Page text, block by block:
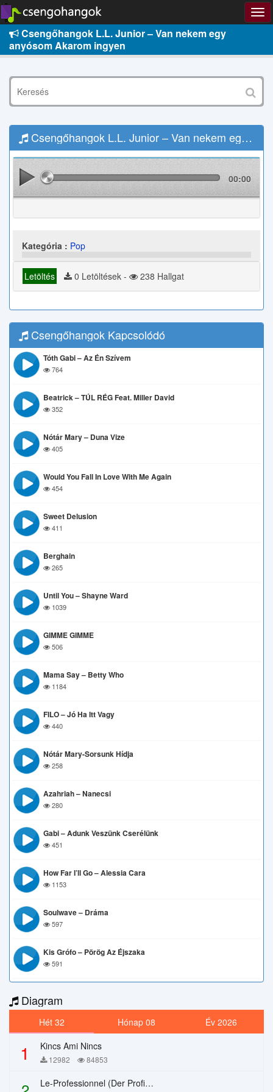
Csengőhangok L.L. Junior – Van nekem egy
anyósom Akarom ingyen
Csengőhangok L.L. Junior – Van nekem egy anyósom Akarom Letöltés
00:00
Kategória : Pop
Letöltés 0 Letöltések - 238 Hallgat
Csengőhangok Kapcsolódó
Tóth Gabi – Az Én Szívem
764
Beatrick – TÚL RÉG Feat. Miller David
352
Nótár Mary – Duna Vize
405
Would You Fall In Love With Me Again
454
Sweet Delusion
411
Berghain
265
Until You – Shayne Ward
1039
GIMME GIMME
506
Mama Say – Betty Who
1184
FILO – Jó Ha Itt Vagy
440
Nótár Mary-Sorsunk Hídja
258
Azahriah – Nanecsi
280
Gabi – Adunk Veszünk Cserélünk
451
How Far I’ll Go – Alessia Cara
1153
Soulwave – Dráma
597
Kis Grófo – Pörög Az Éjszaka
591
Diagram
Hét 32 Hónap 08 Év 2026
1 Kincs Ami Nincs
12982 84853
Le-Professionnel (Der Profi) – Chi Mai